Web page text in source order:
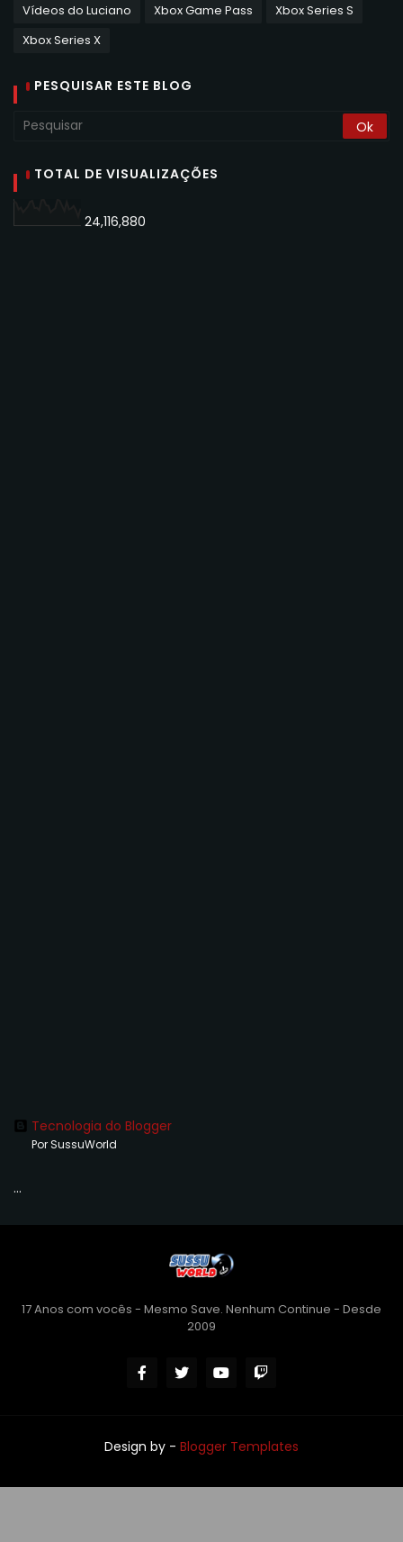
Vídeos do Luciano
Xbox Game Pass
Xbox Series S
Xbox Series X
PESQUISAR ESTE BLOG
TOTAL DE VISUALIZAÇÕES
24,116,880
Tecnologia do Blogger
Por SussuWorld
...
17 Anos com vocês - Mesmo Save. Nenhum Continue - Desde
2009
Design by - Blogger Templates